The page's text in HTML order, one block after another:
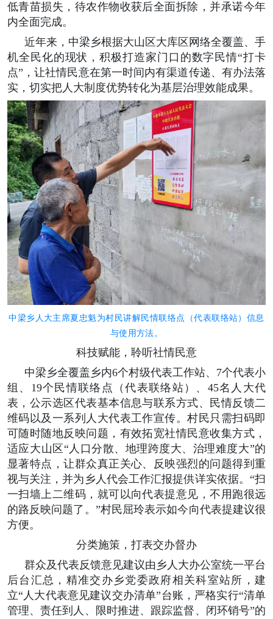
低青苗损失，待农作物收获后全面拆除，并承诺今年
内全面完成。
近年来，中梁乡根据大山区大库区网络全覆盖、手
机全民化的现状，积极打造家门口的数字民情“打卡
点”，让社情民意在第一时间内有渠道传递、有办法落
实，切实把人大制度优势转化为基层治理效能成果。
中梁乡人大主席夏忠魁为村民讲解民情联络点（代表联络站）信息
与使用方法。
科技赋能，聆听社情民意
中梁乡全覆盖乡内6个村级代表工作站、7个代表小
组、19个民情联络点（代表联络站）、45名人大代
表，公示选区代表基本信息与联系方式、民情反馈二
维码以及一系列人大代表工作宣传。村民只需扫码即
可随时随地反映问题，有效拓宽社情民意收集方式，
适应大山区“人口分散、地理跨度大、治理难度大”的
显著特点，让群众真正关心、反映强烈的问题得到重
视与关注，并为乡人代会工作汇报提供详实依据。“扫
一扫墙上二维码，就可以向代表提意见，不用跑很远
的路反映问题了。”村民屈玲表示如今向代表提建议很
方便。
分类施策，打表交办督办
群众及代表反馈意见建议由乡人大办公室统一平台
后台汇总，精准交办乡党委政府相关科室站所，建
立“人大代表意见建议交办清单”台账，严格实行“清单
管理、责任到人、限时推进、跟踪监督、闭环销号”的